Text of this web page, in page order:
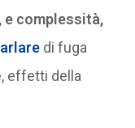
e complessità,
di fuga
effetti della